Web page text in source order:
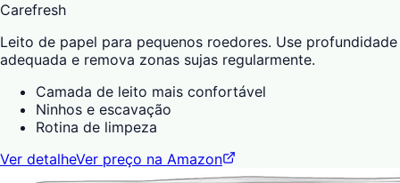
Carefresh
Leito de papel para pequenos roedores. Use profundidade
adequada e remova zonas sujas regularmente.
Camada de leito mais confortável
Ninhos e escavação
Rotina de limpeza
Ver detalheVer preço na Amazon